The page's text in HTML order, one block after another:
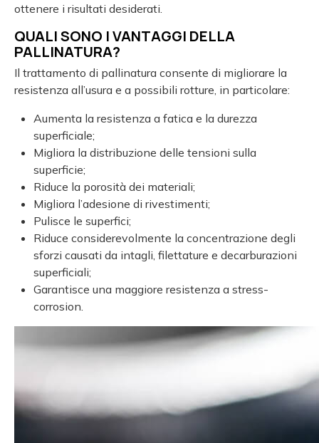
ottenere i risultati desiderati.
QUALI SONO I VANTAGGI DELLA
PALLINATURA?
Il trattamento di pallinatura consente di migliorare la
resistenza all’usura e a possibili rotture, in particolare:
Aumenta la resistenza a fatica e la durezza
superficiale;
Migliora la distribuzione delle tensioni sulla
superficie;
Riduce la porosità dei materiali;
Migliora l’adesione di rivestimenti;
Pulisce le superfici;
Riduce considerevolmente la concentrazione degli
sforzi causati da intagli, filettature e decarburazioni
superficiali;
Garantisce una maggiore resistenza a stress-
corrosion.